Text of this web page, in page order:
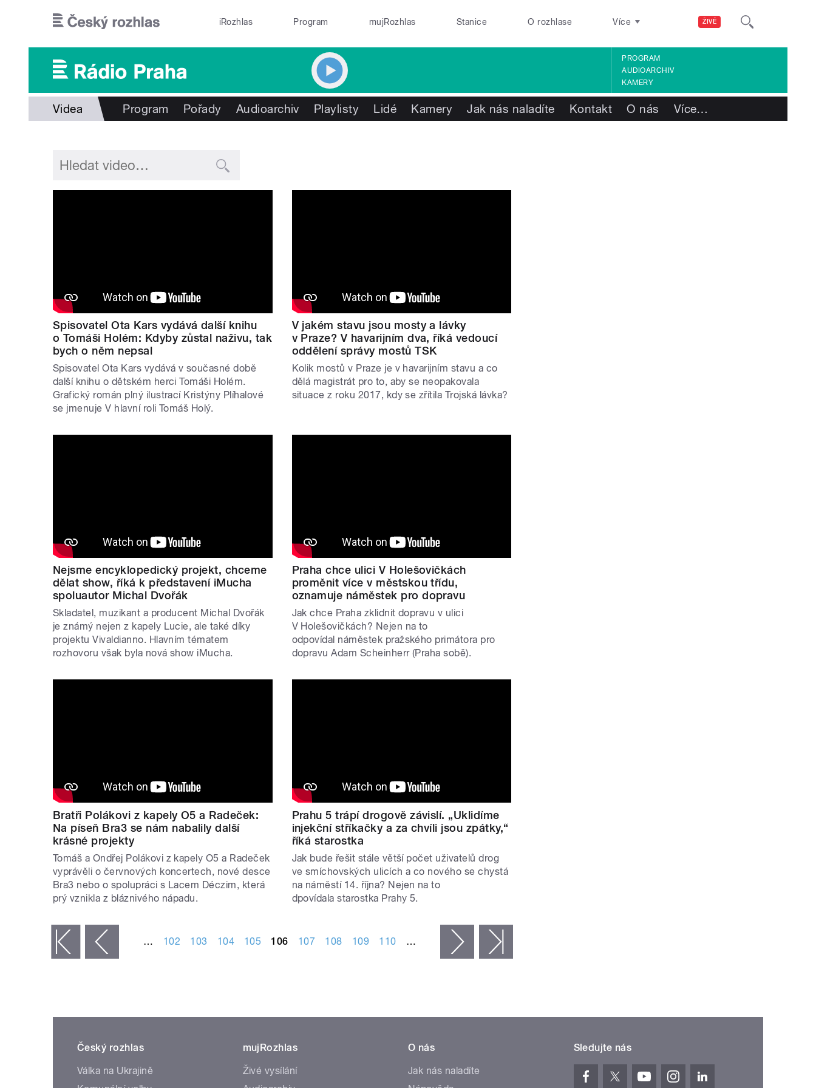
ŽIVĚ
iRozhlas Program mujRozhlas Stanice O rozhlase Více
PROGRAM
AUDIOARCHIV
KAMERY
Videa Program Pořady Audioarchiv Playlisty Lidé Kamery Jak nás naladíte Kontakt O nás Více…
Spisovatel Ota Kars vydává další knihu
o Tomáši Holém: Kdyby zůstal naživu, tak
bych o něm nepsal
Spisovatel Ota Kars vydává v současné době
další knihu o dětském herci Tomáši Holém.
Grafický román plný ilustrací Kristýny Plíhalové
se jmenuje V hlavní roli Tomáš Holý.
V jakém stavu jsou mosty a lávky
v Praze? V havarijním dva, říká vedoucí
oddělení správy mostů TSK
Kolik mostů v Praze je v havarijním stavu a co
dělá magistrát pro to, aby se neopakovala
situace z roku 2017, kdy se zřítila Trojská lávka?
Nejsme encyklopedický projekt, chceme
dělat show, říká k představení iMucha
spoluautor Michal Dvořák
Skladatel, muzikant a producent Michal Dvořák
je známý nejen z kapely Lucie, ale také díky
projektu Vivaldianno. Hlavním tématem
rozhovoru však byla nová show iMucha.
Praha chce ulici V Holešovičkách
proměnit více v městskou třídu,
oznamuje náměstek pro dopravu
Jak chce Praha zklidnit dopravu v ulici
V Holešovičkách? Nejen na to
odpovídal náměstek pražského primátora pro
dopravu Adam Scheinherr (Praha sobě).
Bratři Polákovi z kapely O5 a Radeček:
Na píseň Bra3 se nám nabalily další
krásné projekty
Tomáš a Ondřej Polákovi z kapely O5 a Radeček
vyprávěli o červnových koncertech, nové desce
Bra3 nebo o spolupráci s Lacem Déczim, která
prý vznikla z bláznivého nápadu.
Prahu 5 trápí drogově závislí. „Uklidíme
injekční stříkačky a za chvíli jsou zpátky,“
říká starostka
Jak bude řešit stále větší počet uživatelů drog
ve smíchovských ulicích a co nového se chystá
na náměstí 14. října? Nejen na to
dpovídala starostka Prahy 5.
‹ předchozí … 102 103 104 105 106 107 108 109 110 … následující ›
Český rozhlas
Válka na Ukrajině
mujRozhlas
Živé vysílání
O nás
Jak nás naladíte
Sledujte nás